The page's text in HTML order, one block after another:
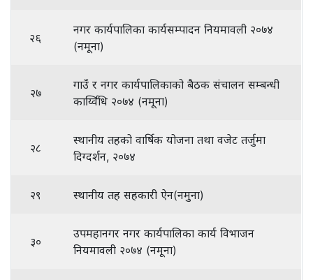
२६
नगर कार्यपालिका कार्यसम्पादन नियमावली २०७४
(नमूना)
२७
गाउँ र नगर कार्यपालिकाको बैठक संचालन सम्बन्धी
कार्य्विधि २०७४ (नमूना)
२८
स्थानीय तहको वार्षिक योजना तथा वजेट तर्जुमा
दिग्दर्शन, २०७४
२९ स्थानीय तह सहकारी ऐन(नमुना)
३०
उपमहानगर नगर कार्यपालिका कार्य विभाजन
नियमावली २०७४ (नमूना)